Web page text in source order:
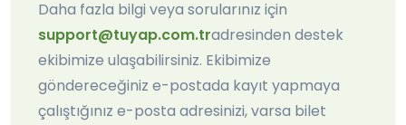
Daha fazla bilgi veya sorularınız için
support@tuyap.com.tradresinden destek
ekibimize ulaşabilirsiniz. Ekibimize
göndereceğiniz e-postada kayıt yapmaya
çalıştığınız e-posta adresinizi, varsa bilet